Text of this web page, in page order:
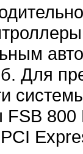
Для